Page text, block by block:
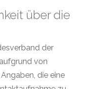
über die
der
von
die eine